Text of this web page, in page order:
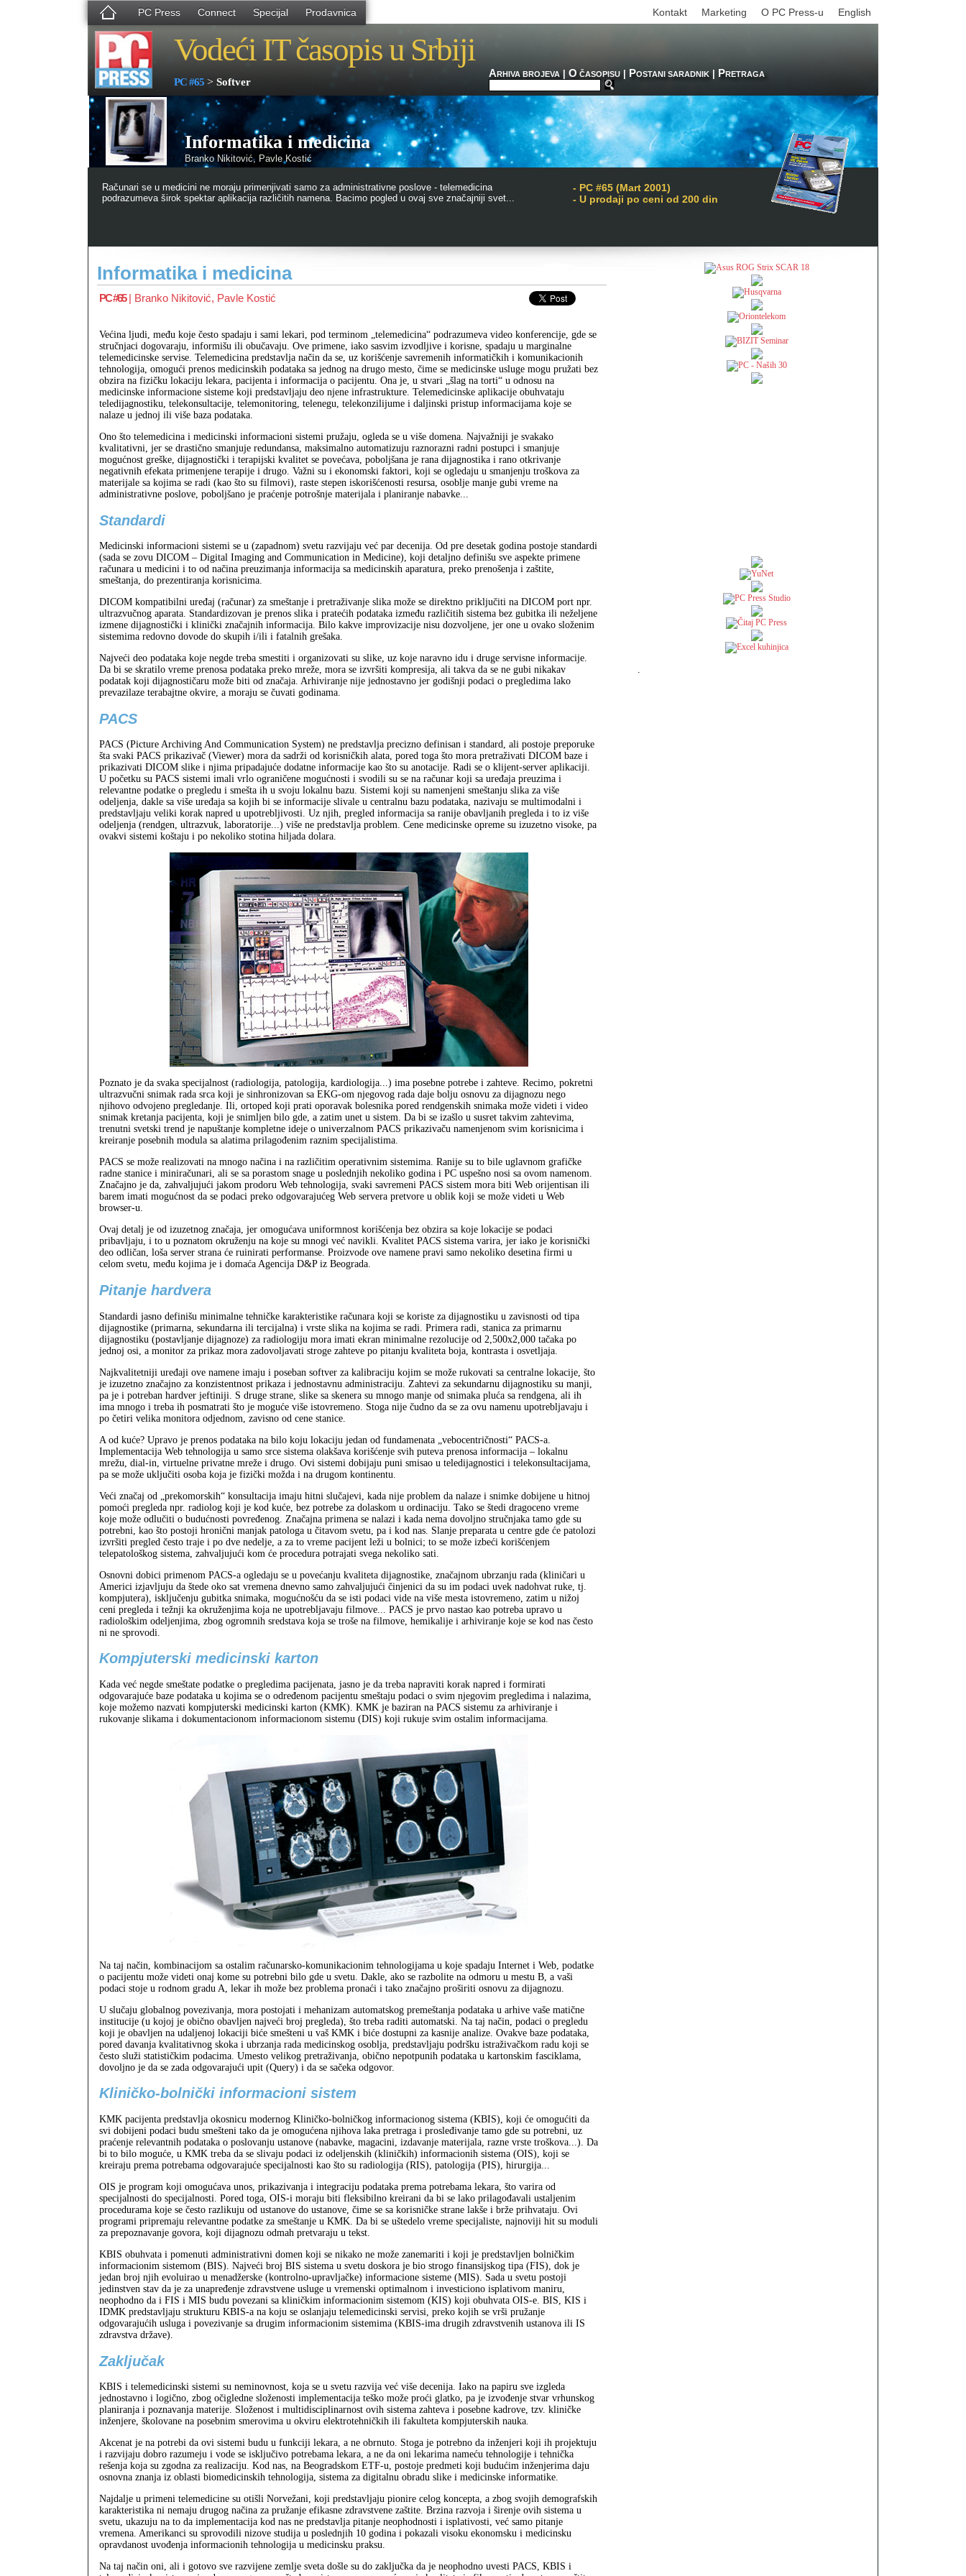
PC Press Connect Specijal Prodavnica English
O PC Press-u
Marketing
Kontakt
Vodeći IT časopis u Srbiji
PC #65 > Softver
ARHIVA BROJEVA| O ČASOPISU| POSTANI SARADNIK| PRETRAGA
Informatika i medicina
Branko Nikitović, Pavle Kostić
Računari se u medicini ne moraju primenjivati samo za administrativne poslove - telemedicina
podrazumeva širok spektar aplikacija različitih namena. Bacimo pogled u ovaj sve značajniji svet...
- PC #65 (Mart 2001)
- U prodaji po ceni od 200 din
Informatika i medicina
PC #65| Branko Nikitović, Pavle Kostić
Većina ljudi, među koje često spadaju i sami lekari, pod terminom „telemedicina“ podrazumeva video konferencije, gde se
stručnjaci dogovaraju, informišu ili obučavaju. Ove primene, iako sasvim izvodljive i korisne, spadaju u marginalne
telemedicinske servise. Telemedicina predstavlja način da se, uz korišćenje savremenih informatičkih i komunikacionih
tehnologija, omogući prenos medicinskih podataka sa jednog na drugo mesto, čime se medicinske usluge mogu pružati bez
obzira na fizičku lokaciju lekara, pacijenta i informacija o pacijentu. Ona je, u stvari „šlag na torti“ u odnosu na
medicinske informacione sisteme koji predstavljaju deo njene infrastrukture. Telemedicinske aplikacije obuhvataju
teledijagnostiku, telekonsultacije, telemonitoring, telenegu, telekonzilijume i daljinski pristup informacijama koje se
nalaze u jednoj ili više baza podataka.
Ono što telemedicina i medicinski informacioni sistemi pružaju, ogleda se u više domena. Najvažniji je svakako
kvalitativni, jer se drastično smanjuje redundansa, maksimalno automatizuju raznorazni radni postupci i smanjuje
mogućnost greške, dijagnostički i terapijski kvalitet se povećava, poboljšana je rana dijagnostika i rano otkrivanje
negativnih efekata primenjene terapije i drugo. Važni su i ekonomski faktori, koji se ogledaju u smanjenju troškova za
materijale sa kojima se radi (kao što su filmovi), raste stepen iskorišćenosti resursa, osoblje manje gubi vreme na
administrativne poslove, poboljšano je praćenje potrošnje materijala i planiranje nabavke...
Standardi
Medicinski informacioni sistemi se u (zapadnom) svetu razvijaju već par decenija. Od pre desetak godina postoje standardi
(sada se zovu DICOM – Digital Imaging and Communication in Medicine), koji detaljno definišu sve aspekte primene
računara u medicini i to od načina preuzimanja informacija sa medicinskih aparatura, preko prenošenja i zaštite,
smeštanja, do prezentiranja korisnicima.
DICOM kompatibilni uređaj (računar) za smeštanje i pretraživanje slika može se direktno priključiti na DICOM port npr.
ultrazvučnog aparata. Standardizovan je prenos slika i pratećih podataka između različitih sistema bez gubitka ili neželjene
izmene dijagnostički i klinički značajnih informacija. Bilo kakve improvizacije nisu dozvoljene, jer one u ovako složenim
sistemima redovno dovode do skupih i/ili i fatalnih grešaka.
Najveći deo podataka koje negde treba smestiti i organizovati su slike, uz koje naravno idu i druge servisne informacije.
Da bi se skratilo vreme prenosa podataka preko mreže, mora se izvršiti kompresija, ali takva da se ne gubi nikakav
podatak koji dijagnostičaru može biti od značaja. Arhiviranje nije jednostavno jer godišnji podaci o pregledima lako
prevazilaze terabajtne okvire, a moraju se čuvati godinama.
PACS
PACS (Picture Archiving And Communication System) ne predstavlja precizno definisan i standard, ali postoje preporuke
šta svaki PACS prikazivač (Viewer) mora da sadrži od korisničkih alata, pored toga što mora pretraživati DICOM baze i
prikazivati DICOM slike i njima pripadajuće dodatne informacije kao što su anotacije. Radi se o klijent-server aplikaciji.
U početku su PACS sistemi imali vrlo ograničene mogućnosti i svodili su se na računar koji sa uređaja preuzima i
relevantne podatke o pregledu i smešta ih u svoju lokalnu bazu. Sistemi koji su namenjeni smeštanju slika za više
odeljenja, dakle sa više uređaja sa kojih bi se informacije slivale u centralnu bazu podataka, nazivaju se multimodalni i
predstavljaju veliki korak napred u upotrebljivosti. Uz njih, pregled informacija sa ranije obavljanih pregleda i to iz više
odeljenja (rendgen, ultrazvuk, laboratorije...) više ne predstavlja problem. Cene medicinske opreme su izuzetno visoke, pa
ovakvi sistemi koštaju i po nekoliko stotina hiljada dolara.
Poznato je da svaka specijalnost (radiologija, patologija, kardiologija...) ima posebne potrebe i zahteve. Recimo, pokretni
ultrazvučni snimak rada srca koji je sinhronizovan sa EKG-om njegovog rada daje bolju osnovu za dijagnozu nego
njihovo odvojeno pregledanje. Ili, ortoped koji prati oporavak bolesnika pored rendgenskih snimaka može videti i video
snimak kretanja pacijenta, koji je snimljen bilo gde, a zatim unet u sistem. Da bi se izašlo u susret takvim zahtevima,
trenutni svetski trend je napuštanje kompletne ideje o univerzalnom PACS prikazivaču namenjenom svim korisnicima i
kreiranje posebnih modula sa alatima prilagođenim raznim specijalistima.
PACS se može realizovati na mnogo načina i na različitim operativnim sistemima. Ranije su to bile uglavnom grafičke
radne stanice i miniračunari, ali se sa porastom snage u poslednjih nekoliko godina i PC uspešno nosi sa ovom namenom.
Značajno je da, zahvaljujući jakom prodoru Web tehnologija, svaki savremeni PACS sistem mora biti Web orijentisan ili
barem imati mogućnost da se podaci preko odgovarajućeg Web servera pretvore u oblik koji se može videti u Web
browser-u.
Ovaj detalj je od izuzetnog značaja, jer omogućava uniformnost korišćenja bez obzira sa koje lokacije se podaci
pribavljaju, i to u poznatom okruženju na koje su mnogi već navikli. Kvalitet PACS sistema varira, jer iako je korisnički
deo odličan, loša server strana će ruinirati performanse. Proizvode ove namene pravi samo nekoliko desetina firmi u
celom svetu, među kojima je i domaća Agencija D&P iz Beograda.
Pitanje hardvera
Standardi jasno definišu minimalne tehničke karakteristike računara koji se koriste za dijagnostiku u zavisnosti od tipa
dijagnostike (primarna, sekundarna ili tercijalna) i vrste slika na kojima se radi. Primera radi, stanica za primarnu
dijagnostiku (postavljanje dijagnoze) za radiologiju mora imati ekran minimalne rezolucije od 2,500x2,000 tačaka po
jednoj osi, a monitor za prikaz mora zadovoljavati stroge zahteve po pitanju kvaliteta boja, kontrasta i osvetljaja.
Najkvalitetniji uređaji ove namene imaju i poseban softver za kalibraciju kojim se može rukovati sa centralne lokacije, što
je izuzetno značajno za konzistentnost prikaza i jednostavnu administraciju. Zahtevi za sekundarnu dijagnostiku su manji,
pa je i potreban hardver jeftiniji. S druge strane, slike sa skenera su mnogo manje od snimaka pluća sa rendgena, ali ih
ima mnogo i treba ih posmatrati što je moguće više istovremeno. Stoga nije čudno da se za ovu namenu upotrebljavaju i
po četiri velika monitora odjednom, zavisno od cene stanice.
A od kuće? Upravo je prenos podataka na bilo koju lokaciju jedan od fundamenata „vebocentričnosti“ PACS-a.
Implementacija Web tehnologija u samo srce sistema olakšava korišćenje svih puteva prenosa informacija – lokalnu
mrežu, dial-in, virtuelne privatne mreže i drugo. Ovi sistemi dobijaju puni smisao u teledijagnostici i telekonsultacijama,
pa se može uključiti osoba koja je fizički možda i na drugom kontinentu.
Veći značaj od „prekomorskih“ konsultacija imaju hitni slučajevi, kada nije problem da nalaze i snimke dobijene u hitnoj
pomoći pregleda npr. radiolog koji je kod kuće, bez potrebe za dolaskom u ordinaciju. Tako se štedi dragoceno vreme
koje može odlučiti o budućnosti povređenog. Značajna primena se nalazi i kada nema dovoljno stručnjaka tamo gde su
potrebni, kao što postoji hronični manjak patologa u čitavom svetu, pa i kod nas. Slanje preparata u centre gde će patolozi
izvršiti pregled često traje i po dve nedelje, a za to vreme pacijent leži u bolnici; to se može izbeći korišćenjem
telepatološkog sistema, zahvaljujući kom će procedura potrajati svega nekoliko sati.
Osnovni dobici primenom PACS-a ogledaju se u povećanju kvaliteta dijagnostike, značajnom ubrzanju rada (kliničari u
Americi izjavljuju da štede oko sat vremena dnevno samo zahvaljujući činjenici da su im podaci uvek nadohvat ruke, tj.
kompjutera), isključenju gubitka snimaka, mogućnošću da se isti podaci vide na više mesta istovremeno, zatim u nižoj
ceni pregleda i težnji ka okruženjima koja ne upotrebljavaju filmove... PACS je prvo nastao kao potreba upravo u
radiološkim odeljenjima, zbog ogromnih sredstava koja se troše na filmove, hemikalije i arhiviranje koje se kod nas često
ni ne sprovodi.
Kompjuterski medicinski karton
Kada već negde smeštate podatke o pregledima pacijenata, jasno je da treba napraviti korak napred i formirati
odgovarajuće baze podataka u kojima se o određenom pacijentu smeštaju podaci o svim njegovim pregledima i nalazima,
koje možemo nazvati kompjuterski medicinski karton (KMK). KMK je baziran na PACS sistemu za arhiviranje i
rukovanje slikama i dokumentacionom informacionom sistemu (DIS) koji rukuje svim ostalim informacijama.
Na taj način, kombinacijom sa ostalim računarsko-komunikacionim tehnologijama u koje spadaju Internet i Web, podatke
o pacijentu može videti onaj kome su potrebni bilo gde u svetu. Dakle, ako se razbolite na odmoru u mestu B, a vaši
podaci stoje u rodnom gradu A, lekar ih može bez problema pronaći i tako značajno proširiti osnovu za dijagnozu.
U slučaju globalnog povezivanja, mora postojati i mehanizam automatskog premeštanja podataka u arhive vaše matične
institucije (u kojoj je obično obavljen najveći broj pregleda), što treba raditi automatski. Na taj način, podaci o pregledu
koji je obavljen na udaljenoj lokaciji biće smešteni u vaš KMK i biće dostupni za kasnije analize. Ovakve baze podataka,
pored davanja kvalitativnog skoka i ubrzanja rada medicinskog osoblja, predstavljaju podršku istraživačkom radu koji se
često služi statističkim podacima. Umesto velikog pretraživanja, obično nepotpunih podataka u kartonskim fasciklama,
dovoljno je da se zada odgovarajući upit (Query) i da se sačeka odgovor.
Kliničko-bolnički informacioni sistem
KMK pacijenta predstavlja okosnicu modernog Kliničko-bolničkog informacionog sistema (KBIS), koji će omogućiti da
svi dobijeni podaci budu smešteni tako da je omogućena njihova laka pretraga i prosleđivanje tamo gde su potrebni, uz
praćenje relevantnih podataka o poslovanju ustanove (nabavke, magacini, izdavanje materijala, razne vrste troškova...). Da
bi to bilo moguće, u KMK treba da se slivaju podaci iz odeljenskih (kliničkih) informacionih sistema (OIS), koji se
kreiraju prema potrebama odgovarajuće specijalnosti kao što su radiologija (RIS), patologija (PIS), hirurgija...
OIS je program koji omogućava unos, prikazivanja i integraciju podataka prema potrebama lekara, što varira od
specijalnosti do specijalnosti. Pored toga, OIS-i moraju biti fleksibilno kreirani da bi se lako prilagođavali ustaljenim
procedurama koje se često razlikuju od ustanove do ustanove, čime se sa korisničke strane lakše i brže prihvataju. Ovi
programi pripremaju relevantne podatke za smeštanje u KMK. Da bi se uštedelo vreme specijaliste, najnoviji hit su moduli
za prepoznavanje govora, koji dijagnozu odmah pretvaraju u tekst.
KBIS obuhvata i pomenuti administrativni domen koji se nikako ne može zanemariti i koji je predstavljen bolničkim
informacionim sistemom (BIS). Najveći broj BIS sistema u svetu doskora je bio strogo finansijskog tipa (FIS), dok je
jedan broj njih evoluirao u menadžerske (kontrolno-upravljačke) informacione sisteme (MIS). Sada u svetu postoji
jedinstven stav da je za unapređenje zdravstvene usluge u vremenski optimalnom i investiciono isplativom maniru,
neophodno da i FIS i MIS budu povezani sa kliničkim informacionim sistemom (KIS) koji obuhvata OIS-e. BIS, KIS i
IDMK predstavljaju strukturu KBIS-a na koju se oslanjaju telemedicinski servisi, preko kojih se vrši pružanje
odgovarajućih usluga i povezivanje sa drugim informacionim sistemima (KBIS-ima drugih zdravstvenih ustanova ili IS
zdravstva države).
Zaključak
KBIS i telemedicinski sistemi su neminovnost, koja se u svetu razvija već više decenija. Iako na papiru sve izgleda
jednostavno i logično, zbog očigledne složenosti implementacija teško može proći glatko, pa je izvođenje stvar vrhunskog
planiranja i poznavanja materije. Složenost i multidisciplinarnost ovih sistema zahteva i posebne kadrove, tzv. kliničke
inženjere, školovane na posebnim smerovima u okviru elektrotehničkih ili fakulteta kompjuterskih nauka.
Akcenat je na potrebi da ovi sistemi budu u funkciji lekara, a ne obrnuto. Stoga je potrebno da inženjeri koji ih projektuju
i razvijaju dobro razumeju i vode se isključivo potrebama lekara, a ne da oni lekarima nameću tehnologije i tehnička
rešenja koja su zgodna za realizaciju. Kod nas, na Beogradskom ETF-u, postoje predmeti koji budućim inženjerima daju
osnovna znanja iz oblasti biomedicinskih tehnologija, sistema za digitalnu obradu slike i medicinske informatike.
Najdalje u primeni telemedicine su otišli Norvežani, koji predstavljaju pionire celog koncepta, a zbog svojih demografskih
karakteristika ni nemaju drugog načina za pružanje efikasne zdravstvene zaštite. Brzina razvoja i širenje ovih sistema u
svetu, ukazuju na to da implementacija kod nas ne predstavlja pitanje neophodnosti i isplativosti, već samo pitanje
vremena. Amerikanci su sprovodili nizove studija u poslednjih 10 godina i pokazali visoku ekonomsku i medicinsku
opravdanost uvođenja informacionih tehnologija u medicinsku praksu.
Na taj način oni, ali i gotovo sve razvijene zemlje sveta došle su do zaključka da je neophodno uvesti PACS, KBIS i
.